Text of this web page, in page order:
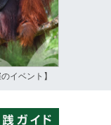
イベント】